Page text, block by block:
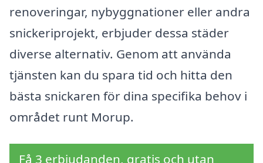
renoveringar, nybyggnationer eller andra
snickeriprojekt, erbjuder dessa städer
diverse alternativ. Genom att använda
tjänsten kan du spara tid och hitta den
bästa snickaren för dina specifika behov i
området runt Morup.
Få 3 erbjudanden, gratis och utan